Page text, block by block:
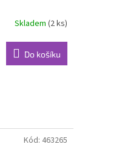
Skladem (2 ks)
Do košíku
Kód: 463265